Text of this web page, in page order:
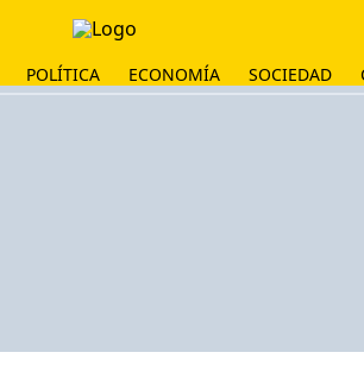
POLÍTICA ECONOMÍA SOCIEDAD